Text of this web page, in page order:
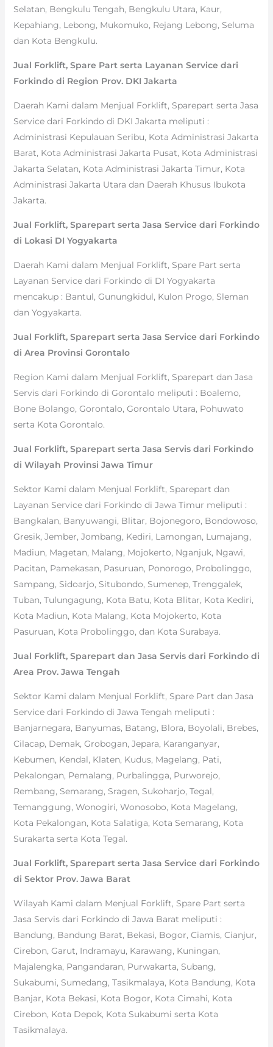
Selatan, Bengkulu Tengah, Bengkulu Utara, Kaur,
Kepahiang, Lebong, Mukomuko, Rejang Lebong, Seluma
dan Kota Bengkulu.
Jual Forklift, Spare Part serta Layanan Service dari
Forkindo di Region Prov. DKI Jakarta
Daerah Kami dalam Menjual Forklift, Sparepart serta Jasa
Service dari Forkindo di DKI Jakarta meliputi :
Administrasi Kepulauan Seribu, Kota Administrasi Jakarta
Barat, Kota Administrasi Jakarta Pusat, Kota Administrasi
Jakarta Selatan, Kota Administrasi Jakarta Timur, Kota
Administrasi Jakarta Utara dan Daerah Khusus Ibukota
Jakarta.
Jual Forklift, Sparepart serta Jasa Service dari Forkindo
di Lokasi DI Yogyakarta
Daerah Kami dalam Menjual Forklift, Spare Part serta
Layanan Service dari Forkindo di DI Yogyakarta
mencakup : Bantul, Gunungkidul, Kulon Progo, Sleman
dan Yogyakarta.
Jual Forklift, Sparepart serta Jasa Service dari Forkindo
di Area Provinsi Gorontalo
Region Kami dalam Menjual Forklift, Sparepart dan Jasa
Servis dari Forkindo di Gorontalo meliputi : Boalemo,
Bone Bolango, Gorontalo, Gorontalo Utara, Pohuwato
serta Kota Gorontalo.
Jual Forklift, Sparepart serta Jasa Servis dari Forkindo
di Wilayah Provinsi Jawa Timur
Sektor Kami dalam Menjual Forklift, Sparepart dan
Layanan Service dari Forkindo di Jawa Timur meliputi :
Bangkalan, Banyuwangi, Blitar, Bojonegoro, Bondowoso,
Gresik, Jember, Jombang, Kediri, Lamongan, Lumajang,
Madiun, Magetan, Malang, Mojokerto, Nganjuk, Ngawi,
Pacitan, Pamekasan, Pasuruan, Ponorogo, Probolinggo,
Sampang, Sidoarjo, Situbondo, Sumenep, Trenggalek,
Tuban, Tulungagung, Kota Batu, Kota Blitar, Kota Kediri,
Kota Madiun, Kota Malang, Kota Mojokerto, Kota
Pasuruan, Kota Probolinggo, dan Kota Surabaya.
Jual Forklift, Sparepart dan Jasa Servis dari Forkindo di
Area Prov. Jawa Tengah
Sektor Kami dalam Menjual Forklift, Spare Part dan Jasa
Service dari Forkindo di Jawa Tengah meliputi :
Banjarnegara, Banyumas, Batang, Blora, Boyolali, Brebes,
Cilacap, Demak, Grobogan, Jepara, Karanganyar,
Kebumen, Kendal, Klaten, Kudus, Magelang, Pati,
Pekalongan, Pemalang, Purbalingga, Purworejo,
Rembang, Semarang, Sragen, Sukoharjo, Tegal,
Temanggung, Wonogiri, Wonosobo, Kota Magelang,
Kota Pekalongan, Kota Salatiga, Kota Semarang, Kota
Surakarta serta Kota Tegal.
Jual Forklift, Sparepart serta Jasa Service dari Forkindo
di Sektor Prov. Jawa Barat
Wilayah Kami dalam Menjual Forklift, Spare Part serta
Jasa Servis dari Forkindo di Jawa Barat meliputi :
Bandung, Bandung Barat, Bekasi, Bogor, Ciamis, Cianjur,
Cirebon, Garut, Indramayu, Karawang, Kuningan,
Majalengka, Pangandaran, Purwakarta, Subang,
Sukabumi, Sumedang, Tasikmalaya, Kota Bandung, Kota
Banjar, Kota Bekasi, Kota Bogor, Kota Cimahi, Kota
Cirebon, Kota Depok, Kota Sukabumi serta Kota
Tasikmalaya.